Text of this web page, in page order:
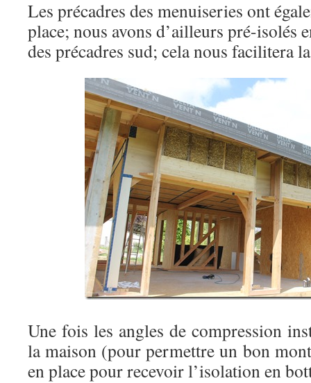
Les précadres des menuiseries ont
place; nous avons d’ailleurs pré-isolés
des précadres sud; cela nous facilitera
Une fois les angles de compression
la maison (pour permettre un bon
en place pour recevoir l’isolation en